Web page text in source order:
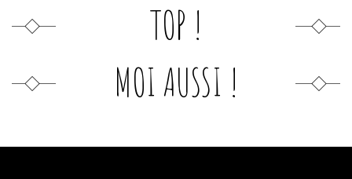
TOP !
MOI AUSSI !